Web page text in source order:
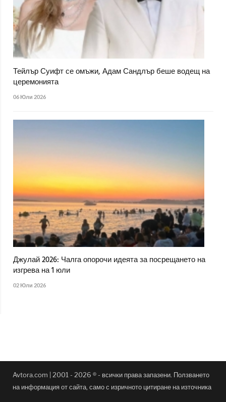
Тейлър Суифт се омъжи, Адам Сандлър беше водещ на
церемонията
06 Юли 2026
Джулай 2026: Чалга опорочи идеята за посрещането на
изгрева на 1 юли
02 Юли 2026
Avtora.com | 2001 - 2026 ® - всички права запазени. Ползването
на информация от сайта, само с изричното цитиране на източника